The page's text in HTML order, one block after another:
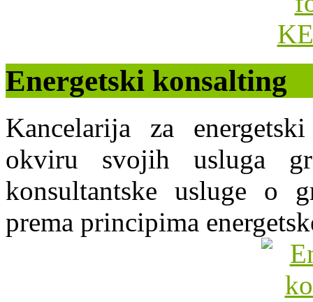
Energetski konsalting
Kancelarija za
okviru svojih usluga
konsultantske usluge o
prema principima